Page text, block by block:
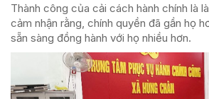
Thành công của cải cách hành chính là
cảm nhận rằng, chính quyền đã gần họ
sẵn sàng đồng hành với họ nhiều hơn.